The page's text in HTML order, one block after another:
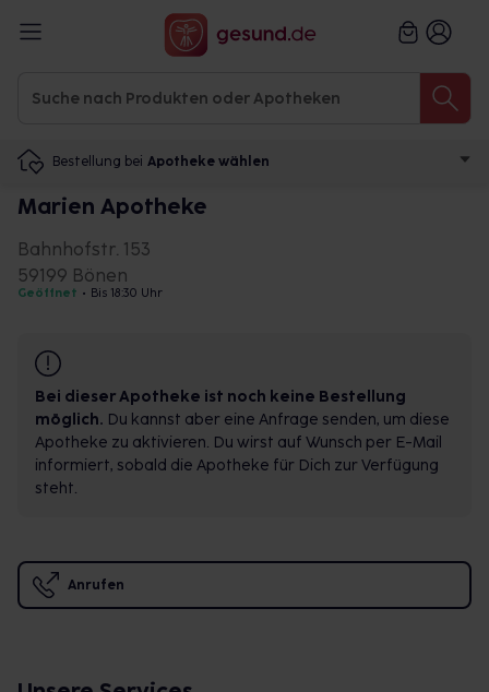
Bestellung bei Apotheke wählen
Marien Apotheke
Bahnhofstr. 153
59199 Bönen
Geöffnet • Bis 18:30 Uhr
Bei dieser Apotheke ist noch keine Bestellung
möglich. Du kannst aber eine Anfrage senden, um diese
Apotheke zu aktivieren. Du wirst auf Wunsch per E-Mail
informiert, sobald die Apotheke für Dich zur Verfügung
steht.
Anrufen